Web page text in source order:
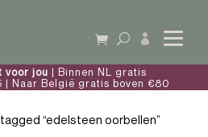

voor jou | Binnen NL gratis
| Naar België gratis boven €80
“edelsteen oorbellen”